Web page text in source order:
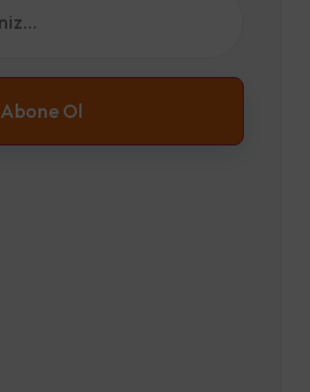
Abone Ol